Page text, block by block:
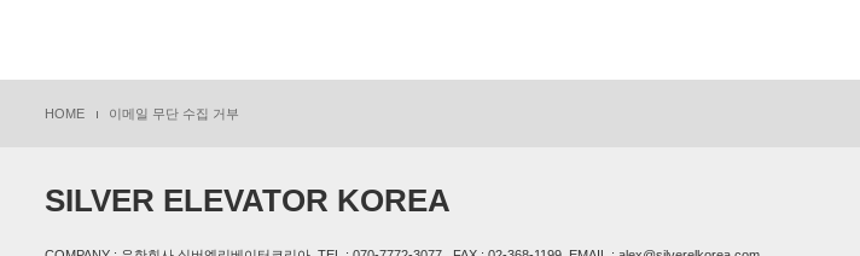
HOME 이메일 무단 수집 거부
SILVER ELEVATOR KOREA